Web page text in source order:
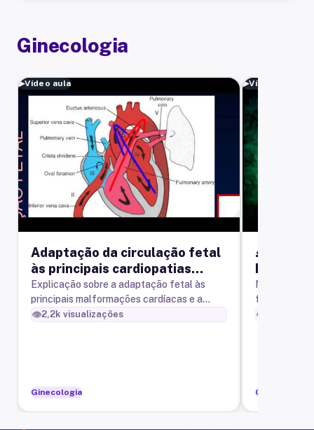
Ginecologia
▶Vídeo aula
Adaptação da circulação fetal
às principais cardiopatias
congênitas
Explicação sobre a adaptação fetal às
principais malformações cardíacas e a
justificativa para a descompensação
👁️2,2k visualizações
Ginecologia
▶Vídeo aula
👶 O
Neste
fetal (bebê
em um
👁️
Ginecologia